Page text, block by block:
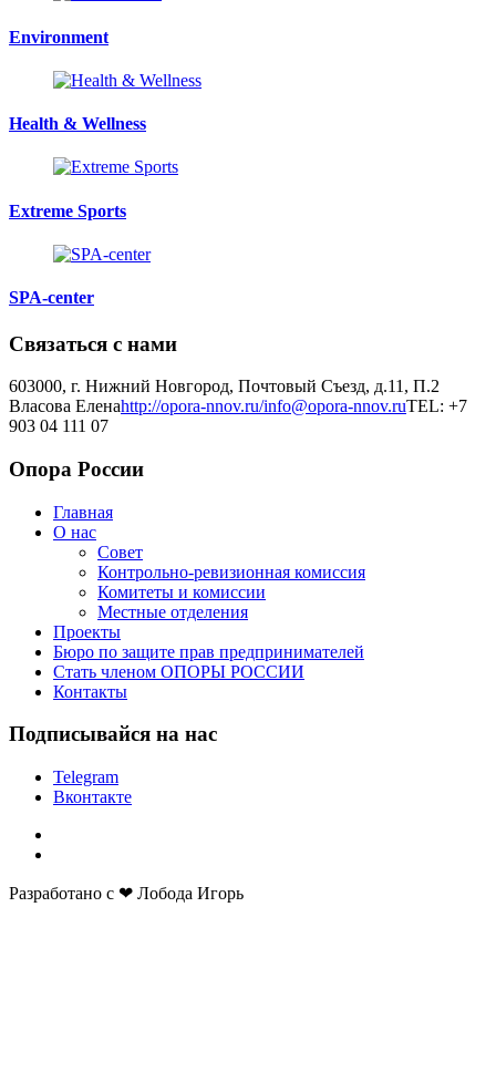
Environment
Health & Wellness
Extreme Sports
SPA-center
Связаться с нами
603000, г. Нижний Новгород, Почтовый Съезд, д.11, П.2
Власова Еленаhttp://opora-nnov.ru/info@opora-nnov.ruTEL: +7
903 04 111 07
Опора России
Главная
О нас
Совет
Контрольно-ревизионная комиссия
Комитеты и комиссии
Местные отделения
Проекты
Бюро по защите прав предпринимателей
Стать членом ОПОРЫ РОССИИ
Контакты
Подписывайся на нас
Telegram
Вконтакте
Разработано с ❤ Лобода Игорь